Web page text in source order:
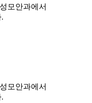
모안과에서
모안과에서